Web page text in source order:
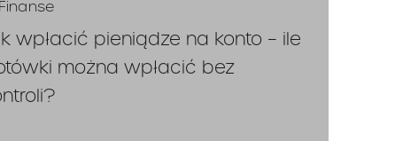
w
Umowy,
Finanse
wpłacić pieniądze na konto – ile
można wpłacić bez